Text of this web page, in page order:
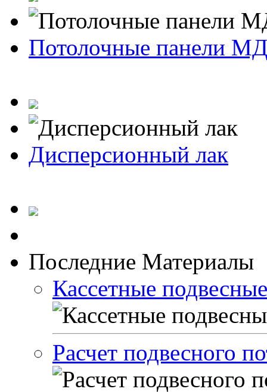
Потолочные панели
Дисперсионный лак
Последние Материалы
Кассетные
Расчет подвесного